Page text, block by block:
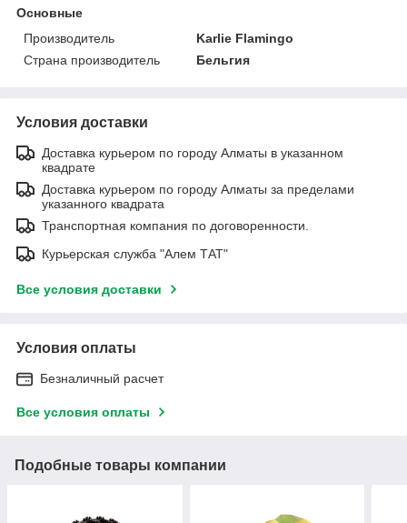
Основные
Производитель
Karlie Flamingo
Страна производитель
Бельгия
Условия доставки
Доставка курьером по городу Алматы в указанном
квадрате
Доставка курьером по городу Алматы за пределами
указанного квадрата
Транспортная компания по договоренности.
Курьерская служба "Алем ТАТ"
Все условия доставки
Условия оплаты
Безналичный расчет
Все условия оплаты
Подобные товары компании